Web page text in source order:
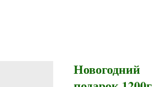
Новогодний